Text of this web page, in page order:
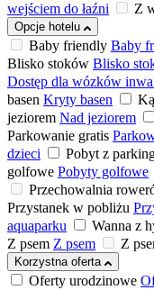
wejściem do łaźni
Z
Opcje hotelu
Baby friendly Baby
Blisko stoków Blisko
Dostęp dla wózków
basen Kryty basen
jeziorem Nad jeziorem
Parkowanie gratis
dzieci
Pobyt z
golfowe Pobyty golfowe
Przechowalnia
Przystanek w pobliżu
aquaparku
Wanna z
Z psem Z psem Z
Korzystna oferta
Oferty urodzinowe